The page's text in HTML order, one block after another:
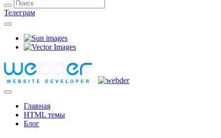
Телеграм
Главная
HTML темы
Блог